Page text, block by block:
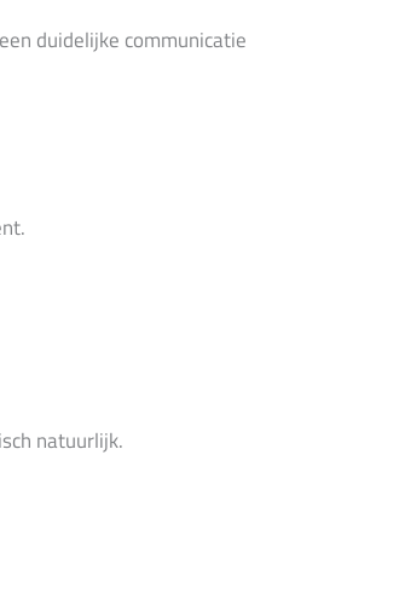
duidelijke communicatie
natuurlijk.